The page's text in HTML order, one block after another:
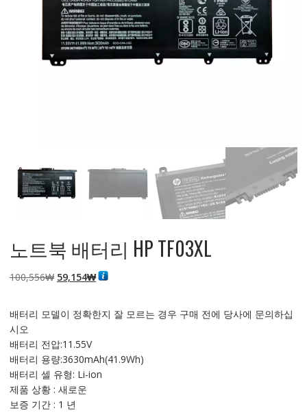
노트북 배터리 HP TF03XL
100,556₩ 원
격:
59,154₩현
격:
배터리 모델이 정확한지 잘 모르는 경우 구매 전에 당사에 문의하십
시오
배터리 전압:11.55V
배터리 용량:3630mAh(41.9Wh)
배터리 셀 유형: Li-ion
제품 상황 : 새로운
보증 기간 : 1 년